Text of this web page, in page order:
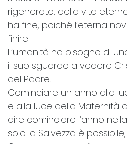
rigenerato, della vita
ha fine, poiché l’eterna
finire.
L’umanità ha bisogno di
il suo sguardo a vedere
del Padre.
Cominciare un anno alla
e alla luce della Maternità
dire cominciare l’anno
solo la Salvezza è